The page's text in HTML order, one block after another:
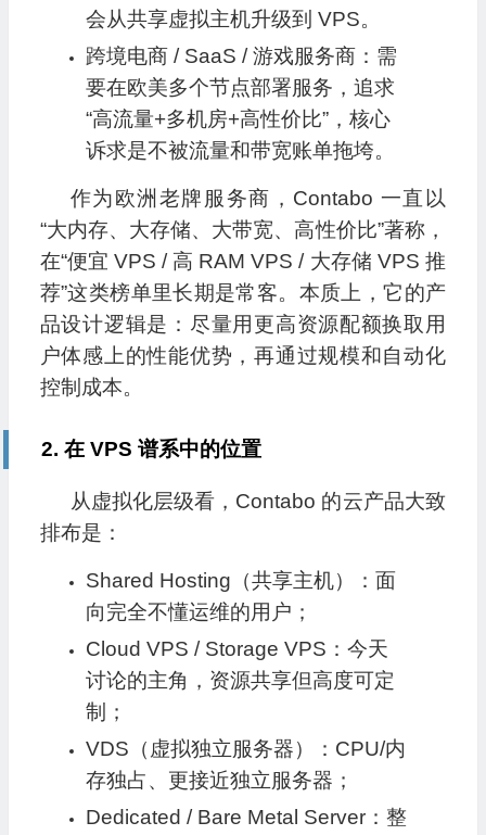
会从共享虚拟主机升级到 VPS。
跨境电商 / SaaS / 游戏服务商：需
要在欧美多个节点部署服务，追求
“高流量+多机房+高性价比”，核心
诉求是不被流量和带宽账单拖垮。
作为欧洲老牌服务商，Contabo 一直以
“大内存、大存储、大带宽、高性价比”著称，
在“便宜 VPS / 高 RAM VPS / 大存储 VPS 推
荐”这类榜单里长期是常客。本质上，它的产
品设计逻辑是：尽量用更高资源配额换取用
户体感上的性能优势，再通过规模和自动化
控制成本。
2. 在 VPS 谱系中的位置
从虚拟化层级看，Contabo 的云产品大致
排布是：
Shared Hosting（共享主机）：面
向完全不懂运维的用户；
Cloud VPS / Storage VPS：今天
讨论的主角，资源共享但高度可定
制；
VDS（虚拟独立服务器）：CPU/内
存独占、更接近独立服务器；
Dedicated / Bare Metal Server：整